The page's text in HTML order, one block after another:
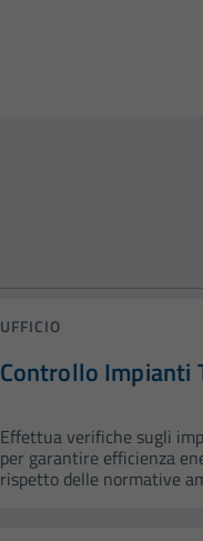
UFFICIO
Controllo Impianti
Effettua verifiche sugli
per garantire efficienza
rispetto delle normative